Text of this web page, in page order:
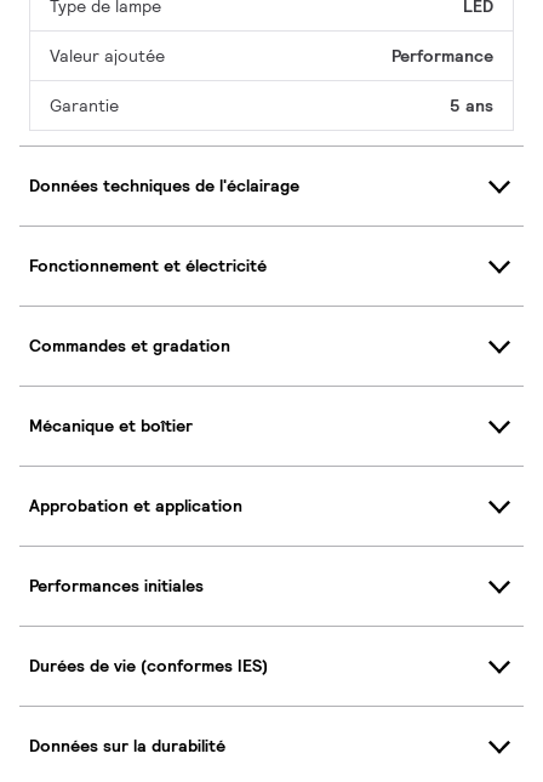
Type de lampe LED
Valeur ajoutée Performance
Garantie 5 ans
Données techniques de l'éclairage
Fonctionnement et électricité
Commandes et gradation
Mécanique et boîtier
Approbation et application
Performances initiales
Durées de vie (conformes IES)
Données sur la durabilité